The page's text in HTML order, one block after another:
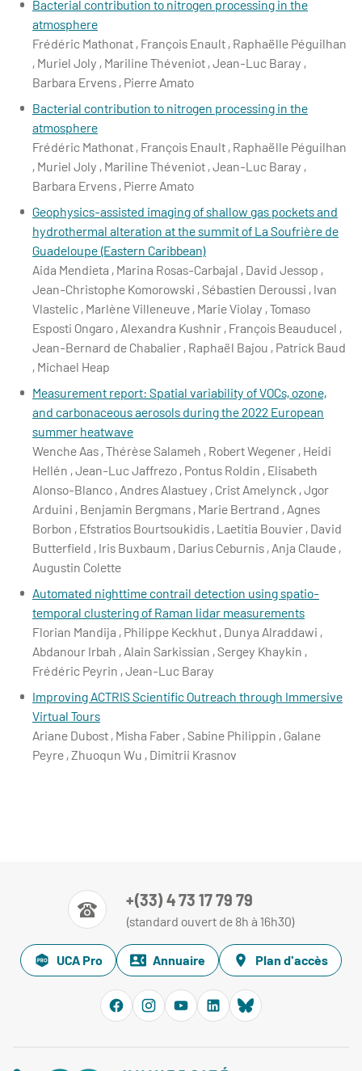
Bacterial contribution to nitrogen processing in the
atmosphere
Frédéric Mathonat , François Enault , Raphaëlle Péguilhan
, Muriel Joly , Mariline Théveniot , Jean-Luc Baray ,
Barbara Ervens , Pierre Amato
Bacterial contribution to nitrogen processing in the
atmosphere
Frédéric Mathonat , François Enault , Raphaëlle Péguilhan
, Muriel Joly , Mariline Théveniot , Jean-Luc Baray ,
Barbara Ervens , Pierre Amato
Geophysics-assisted imaging of shallow gas pockets and
hydrothermal alteration at the summit of La Soufrière de
Guadeloupe (Eastern Caribbean)
Aida Mendieta , Marina Rosas-Carbajal , David Jessop ,
Jean-Christophe Komorowski , Sébastien Deroussi , Ivan
Vlastelic , Marlène Villeneuve , Marie Violay , Tomaso
Esposti Ongaro , Alexandra Kushnir , François Beauducel ,
Jean-Bernard de Chabalier , Raphaël Bajou , Patrick Baud
, Michael Heap
Measurement report: Spatial variability of VOCs, ozone,
and carbonaceous aerosols during the 2022 European
summer heatwave
Wenche Aas , Thérèse Salameh , Robert Wegener , Heidi
Hellén , Jean-Luc Jaffrezo , Pontus Roldin , Elisabeth
Alonso-Blanco , Andres Alastuey , Crist Amelynck , Jgor
Arduini , Benjamin Bergmans , Marie Bertrand , Agnes
Borbon , Efstratios Bourtsoukidis , Laetitia Bouvier , David
Butterfield , Iris Buxbaum , Darius Ceburnis , Anja Claude ,
Augustin Colette
Automated nighttime contrail detection using spatio-
temporal clustering of Raman lidar measurements
Florian Mandija , Philippe Keckhut , Dunya Alraddawi ,
Abdanour Irbah , Alain Sarkissian , Sergey Khaykin ,
Frédéric Peyrin , Jean-Luc Baray
Improving ACTRIS Scientific Outreach through Immersive
Virtual Tours
Ariane Dubost , Misha Faber , Sabine Philippin , Galane
Peyre , Zhuoqun Wu , Dimitrii Krasnov
+(33) 4 73 17 79 79
(standard ouvert de 8h à 16h30)
UCA Pro Annuaire Plan d'accès